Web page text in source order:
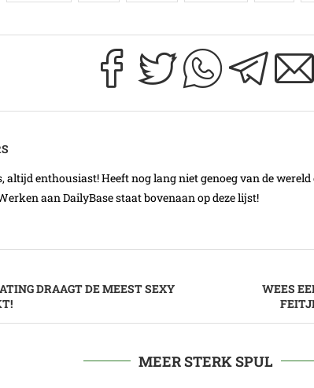
altijd enthousiast! Heeft nog lang niet genoeg van de
aan DailyBase staat bovenaan op deze lijst!
DRAAGT DE MEEST SEXY
WEES
MEER STERK SPUL